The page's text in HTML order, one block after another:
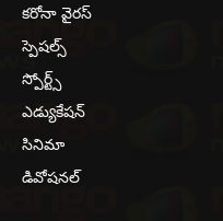
కరోనా వైరస్
స్పెషల్స్
స్పోర్ట్స్
ఎడ్యుకేషన్
సినిమా
డివోషనల్